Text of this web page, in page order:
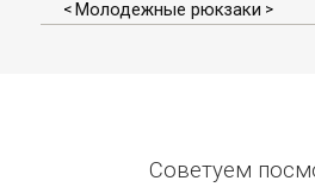
< Молодежные рюкзаки >
Советуем